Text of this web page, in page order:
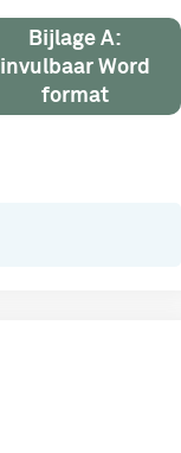
Bijlage A:
invulbaar Word
format